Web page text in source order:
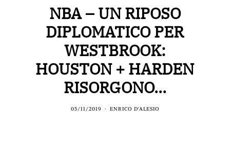
NBA – UN RIPOSO
DIPLOMATICO PER
WESTBROOK:
HOUSTON + HARDEN
RISORGONO…
05/11/2019 ENRICO D'ALESIO